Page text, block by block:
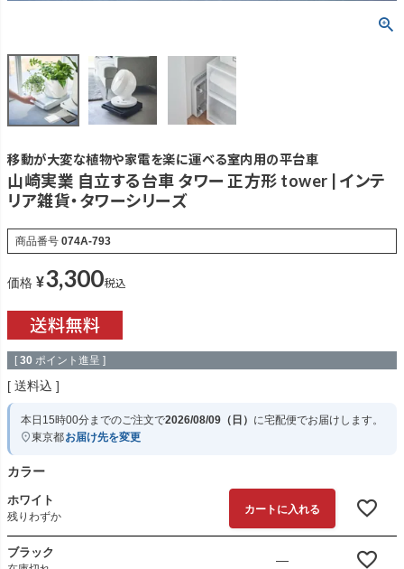
移動が大変な植物や家電を楽に運べる室内用の平台車
山崎実業 自立する台車 タワー 正方形 tower | インテ
リア雑貨・タワーシリーズ
商品番号 074A-793
価格 ¥3,300税込
[ 30 ポイント進呈 ]
送料込
本日 15時00分までのご注文で2026/08/09（日） に宅配便でお届けします。
東京都お届け先を変更
カラー
ホワイト
残りわずか
カートに入れる
ブラック
—